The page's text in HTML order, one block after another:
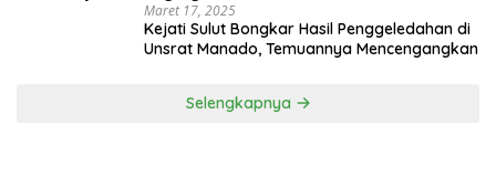
Maret 17, 2025
Kejati Sulut Bongkar Hasil Penggeledahan di
Unsrat Manado, Temuannya Mencengangkan
Selengkapnya